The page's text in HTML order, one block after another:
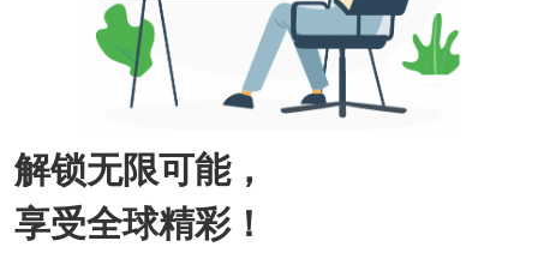
解锁无限可能，
享受全球精彩！